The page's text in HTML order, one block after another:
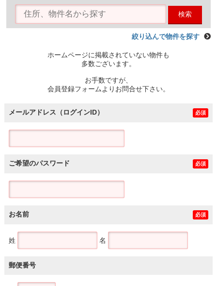
検索
絞り込んで物件を探す
ホームページに掲載されていない物件も
多数ございます。
お手数ですが、
会員登録フォームよりお問合せ下さい。
メールアドレス（ログインID） 必須
ご希望のパスワード 必須
お名前 必須
姓 名
郵便番号